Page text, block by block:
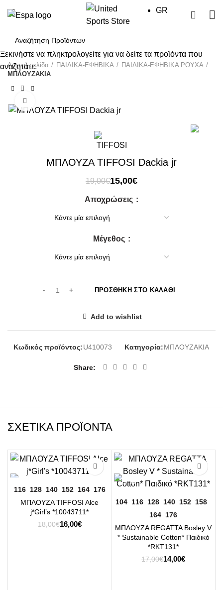
GR
Αρχική σελίδα ΠΑΙΔΙΚΑ-ΕΦΗΒΙΚΑ
ΠΑΙΔΙΚΑ-ΕΦΗΒΙΚΑ ΡΟΥΧΑ
ΜΠΛΟΥΖΑΚΙΑ
ΜΠΛΟΥΖΑ TIFFOSI Dackia jr
19,00€Original
was:
15,00€Η
τιμή
15,00€.
Αποχρώσεις
Μέγεθος
ΠΡΟΣΘΉΚΗ ΣΤΟ ΚΑΛΆΘΙ
Add to wishlist
Κωδικός προϊόντος:U410073 Κατηγορία:ΜΠΛΟΥΖΑΚΙΑ
Share
ΣΧΕΤΙΚΆ ΠΡΟΪΌΝΤΑ
116 128 140 152 164 176
ΜΠΛΟΥΖΑ TIFFOSI Alce
j*Girl’s *10043711*
18,00€Original
16,00€Η
104 116 128 140 152 158
164 176
ΜΠΛΟΥΖΑ REGATTA Bosley V
* Sustainable Cotton* Παιδικό
*RKT131*
17,00€Original
14,00€Η
Ξεκινήστε να πληκτρολογείτε για να δείτε τα προϊόντα που
αναζητάτε.